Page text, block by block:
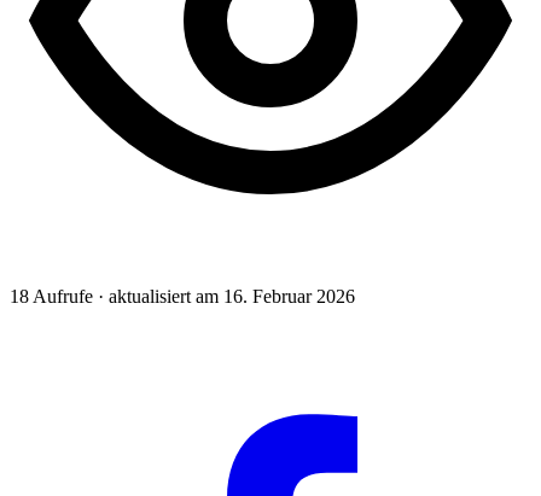
18 Aufrufe · aktualisiert am 16. Februar 2026